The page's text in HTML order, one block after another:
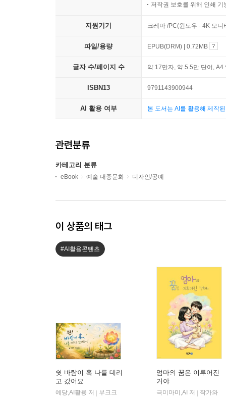
저작권 보호를 위해 인쇄 기
지원기기 크레마 /PC(윈도우 - 4K 모
파일/용량 EPUB(DRM) | 0.72MB
글자 수/페이지 수 약 17만자, 약 5.5만 단어,
ISBN13 9791143900944
AI 활용 여부 본 도서는 AI를 활용해 제작
관련분류
카테고리 분류
eBook 예술 대중문화 디자인/공예
이 상품의 태그
#AI활용콘텐츠
쉿 바람이 훅 나를 데리
고 갔어요
예당,AI활용 저 | 부크크
엄마의 꿈은 이루어진
거야
극미마미,AI 저 | 작가와